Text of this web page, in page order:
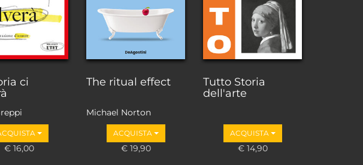
ci
€ 16,00
The ritual effect
Michael Norton
ACQUISTA
€ 19,90
Tutto Storia
dell'arte
ACQUISTA
€ 14,90